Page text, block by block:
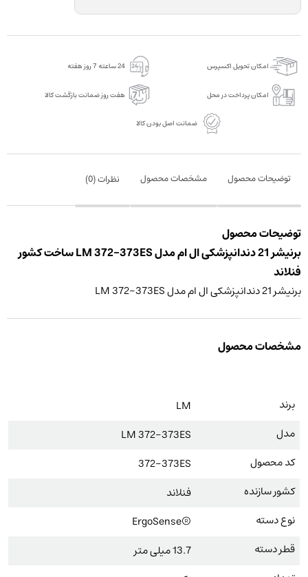
امکان تحویل اکسپرس 24 ساعته 7 روز هفته
امکان پرداخت در محل هفت روز ضمانت بازگشت کالا
ضمانت اصل بودن کالا
توضیحات محصول مشخصات محصول نظرات (0
)
توضیحات محصول
برنیشر 21 دندانپزشکی ال ام مدل LM 372-373ES ساخت کشور
فنلاند
برنیشر 21 دندانپزشکی ال ام مدل LM 372-373ES
مشخصات محصول
برند
LM
مدل
LM 372-373ES
کد محصول
372-373ES
کشور سازنده
فنلاند
نوع دسته
®ErgoSense
قطر دسته
13.7 میلی متر